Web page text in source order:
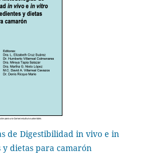
de Digestibilidad in vivo e in
dietas para camarón